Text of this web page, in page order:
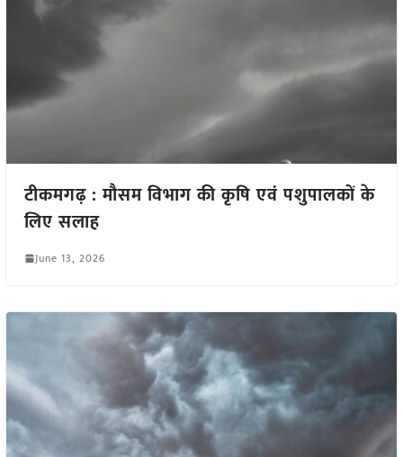
टीकमगढ़ : मौसम विभाग की कृषि एवं पशुपालकों के
लिए सलाह
June 13, 2026